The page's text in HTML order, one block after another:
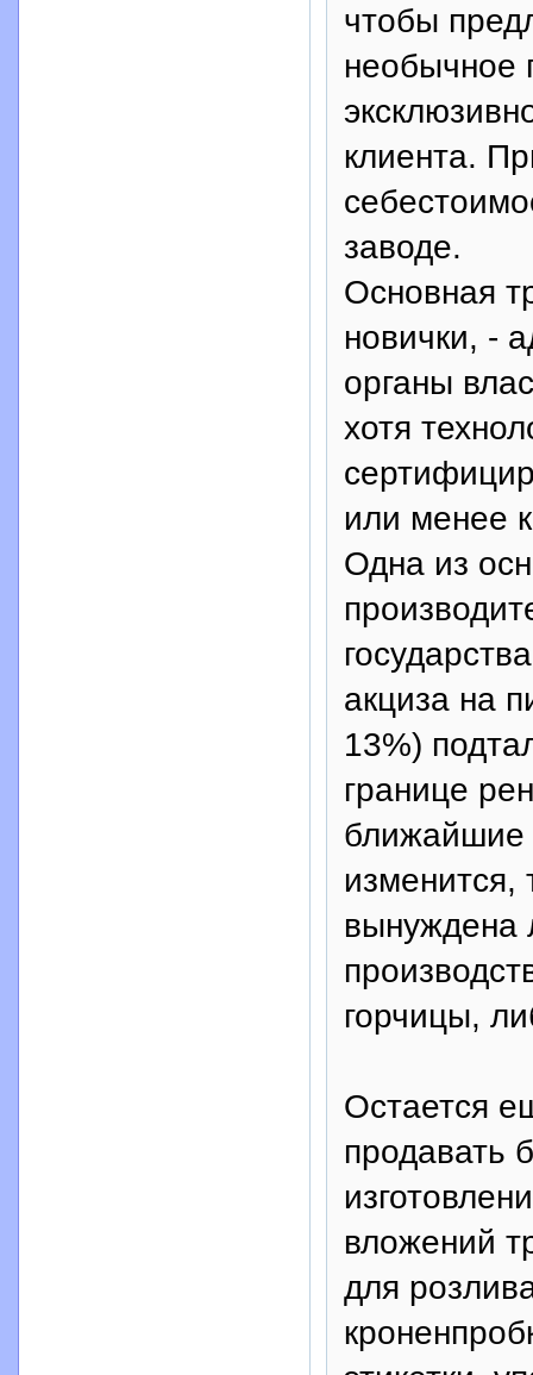
чтобы
необычное
клиента.
заводе.
Основная
новички, -
органы
хотя
или менее
Одна из
акциза на
13%)
границе
ближайшие
изменится,
вынуждена
горчицы,
Остается
продавать
вложений
для